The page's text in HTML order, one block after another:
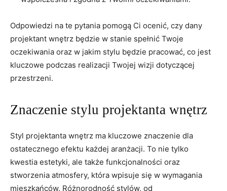
Odpowiedzi na te pytania pomogą Ci ocenić, czy dany
projektant wnętrz ⁢będzie w stanie​ spełnić Twoje
oczekiwania oraz w jakim‍ stylu będzie pracować, co jest
kluczowe⁢ podczas ⁣realizacji Twojej wizji dotyczącej
przestrzeni.
Znaczenie stylu projektanta ‍wnętrz
Styl projektanta wnętrz ma kluczowe znaczenie dla
ostatecznego ⁢efektu każdej aranżacji. To nie tylko⁤
kwestia estetyki, ale także ⁢funkcjonalności oraz​
stworzenia atmosfery, która wpisuje ‍się w wymagania
mieszkańców. Różnorodność stylów, od